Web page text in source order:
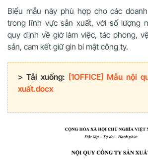
Biểu mẫu này phù hợp cho các
trong lĩnh vực sản xuất, với số lượng
quy định về giờ làm việc, tác phong,
sản, cam kết giữ gìn bí mật công ty.
> Tải xuống: [1OFFICE] Mẫu nội
xuất.docx